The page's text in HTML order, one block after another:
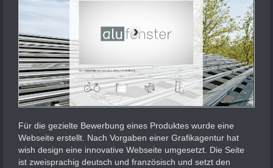
Für die gezielte Bewerbung eines Produktes wurde eine
Webseite erstellt. Nach Vorgaben einer Grafikagentur hat
wish design eine innovative Webseite umgesetzt. Die Seite
ist zweisprachig deutsch und französisch und setzt den